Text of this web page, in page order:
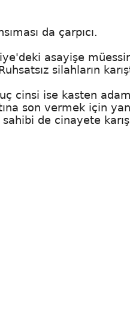
da çarpıcı.
asayişe
silahların
cinsi ise kasten
son vermek için
de cinayete